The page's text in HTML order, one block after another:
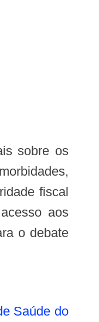
fiscal
aos
o debate
Saúde do